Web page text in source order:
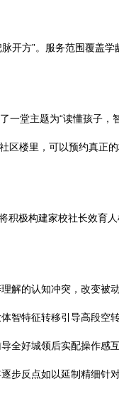
开方”。服务范围覆盖
堂主题为“读懂孩子，
区楼里，可以预约真正
极构建家校社长效育人
解的认知冲突，改变被
智特征转移引导高段空
全好城领后实配操作感
步反点如以延制精细针